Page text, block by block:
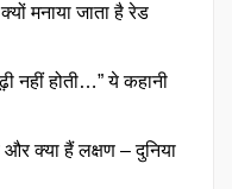
मनाया जाता है रेड
नहीं होती…” ये कहानी
क्या हैं लक्षण – दुनिया